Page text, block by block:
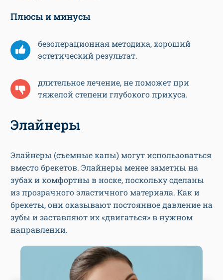
Плюсы и минусы
безоперационная методика, хороший
эстетический результат.
длительное лечение, не поможет при
тяжелой степени глубокого прикуса.
Элайнеры
Элайнеры (съемные капы) могут использоваться
вместо брекетов. Элайнеры менее заметны на
зубах и комфортны в носке, поскольку сделаны
из прозрачного эластичного материала. Как и
брекеты, они оказывают постоянное давление на
зубы и заставляют их «двигаться» в нужном
направлении.